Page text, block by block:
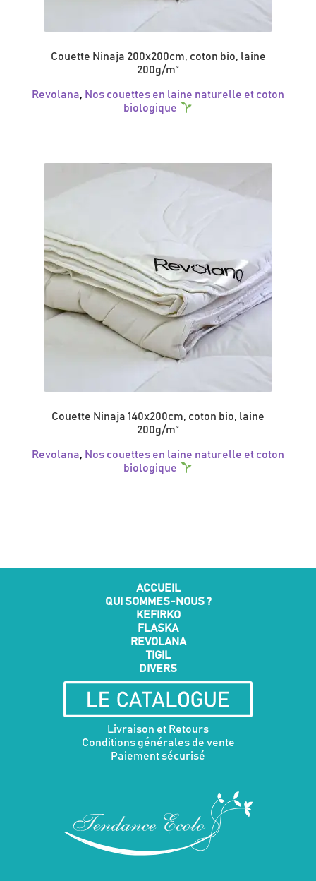
Couette Ninaja 200x200cm, coton bio, laine
200g/m²
Revolana, Nos couettes en laine naturelle et coton
biologique
Couette Ninaja 140x200cm, coton bio, laine
200g/m²
Revolana, Nos couettes en laine naturelle et coton
biologique
ACCUEIL
QUI SOMMES-NOUS ?
KEFIRKO
FLASKA
REVOLANA
TIGIL
DIVERS
Livraison et Retours
Conditions générales de vente
Paiement sécurisé